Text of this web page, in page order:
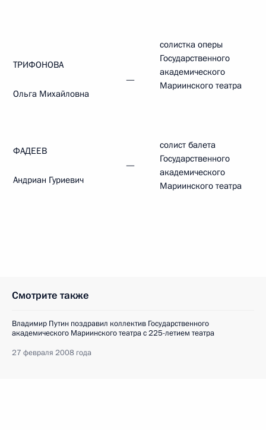
ТРИФОНОВА
Ольга Михайловна
—
солистка оперы
Государственного
академического
Мариинского театра
ФАДЕЕВ
Андриан Гуриевич
—
солист балета
Государственного
академического
Мариинского театра
Смотрите также
Владимир Путин поздравил коллектив Государственного
академического Мариинского театра с 225-летием театра
27 февраля 2008 года